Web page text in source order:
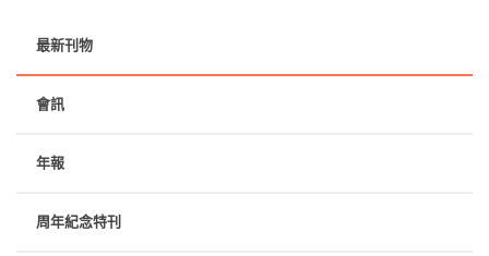
最新刊物
會訊
年報
周年紀念特刊